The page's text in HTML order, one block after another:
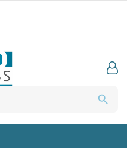
search